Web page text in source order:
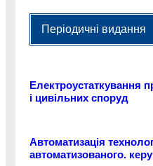
Періодичні видання
Електроустаткування
і цивільних споруд
Автоматизація
автоматизованого.